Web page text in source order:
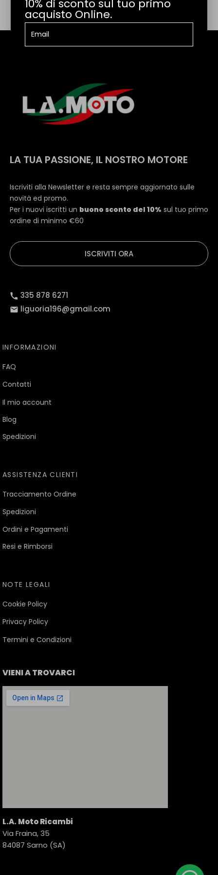
LA TUA PASSIONE, IL NOSTRO MOTORE
Iscriviti alla Newsletter e resta sempre aggiornato sulle
novità ed promo.
Per i nuovi iscritti un buono sconto del 10% sul tuo primo
ordine di minimo €60
ISCRIVITI ORA
335 878 6271
liguoria196@gmail.com
INFORMAZIONI
FAQ
Contatti
Il mio account
Blog
Spedizioni
ASSISTENZA CLIENTI
Tracciamento Ordine
Spedizioni
Ordini e Pagamenti
Resi e Rimborsi
NOTE LEGALI
Cookie Policy
Privacy Policy
Termini e Condizioni
VIENI A TROVARCI
L.A. Moto Ricambi
Via Fraina, 35
84087 Sarno (SA)
10% di sconto sul tuo primo
acquisto Online.